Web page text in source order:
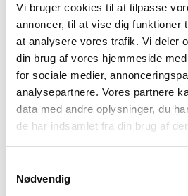
Vi bruger cookies til at tilpasse
annoncer, til at vise dig funktioner
at analysere vores trafik. Vi deler
din brug af vores hjemmeside
for sociale medier,
analysepartnere. Vores partnere
data med andre oplysninger, du
de har indsamlet fra din brug af
Nødvendig